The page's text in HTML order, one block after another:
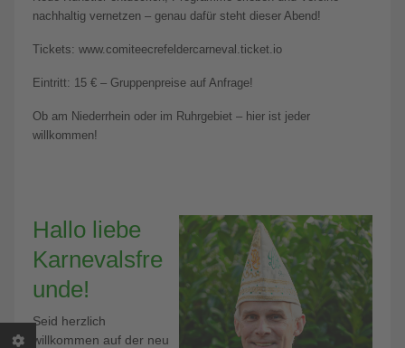
nachhaltig vernetzen – genau dafür steht dieser Abend!
Tickets: www.comiteecrefeldercarneval.ticket.io
Eintritt: 15 € – Gruppenpreise auf Anfrage!
Ob am Niederrhein oder im Ruhrgebiet – hier ist jeder
willkommen!
Hallo liebe
Karnevalsfre
unde!
Seid herzlich
willkommen auf der neu